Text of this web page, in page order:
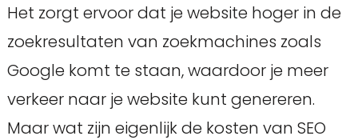
Het zorgt ervoor dat je website hoger in de
zoekresultaten van zoekmachines zoals
Google komt te staan, waardoor je meer
verkeer naar je website kunt genereren.
Maar wat zijn eigenlijk de kosten van SEO